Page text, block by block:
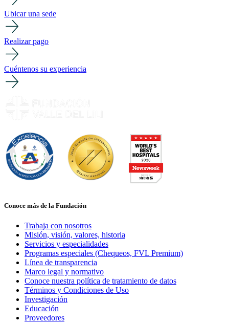
Ubicar una sede
Realizar pago
Cuéntenos su experiencia
Conoce más de la Fundación
Trabaja con nosotros
Misión, visión, valores, historia
Servicios y especialidades
Programas especiales (Chequeos, FVL Premium)
Línea de transparencia
Marco legal y normativo
Conoce nuestra política de tratamiento de datos
Términos y Condiciones de Uso
Investigación
Educación
Proveedores